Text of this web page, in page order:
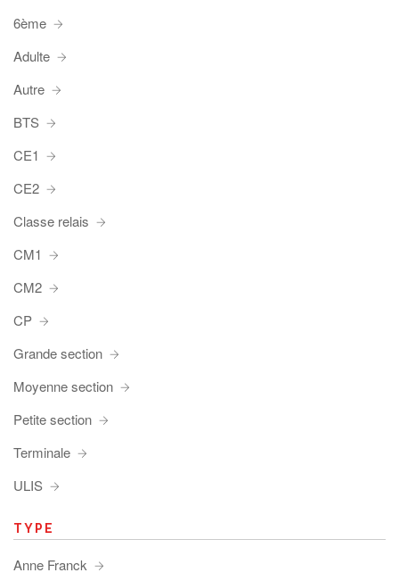
6ème
Adulte
Autre
BTS
CE1
CE2
Classe relais
CM1
CM2
CP
Grande section
Moyenne section
Petite section
Terminale
ULIS
TYPE
Anne Franck